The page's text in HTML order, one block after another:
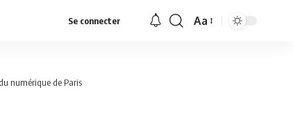
Se connecter
Font
Aa
numérique de Paris